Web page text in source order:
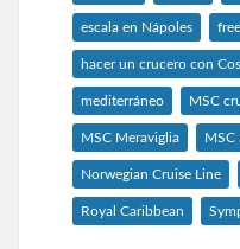
escala en Nápoles
hacer un crucero con
mediterráneo MSC
MSC Meraviglia MSC
Norwegian Cruise Line
Royal Caribbean